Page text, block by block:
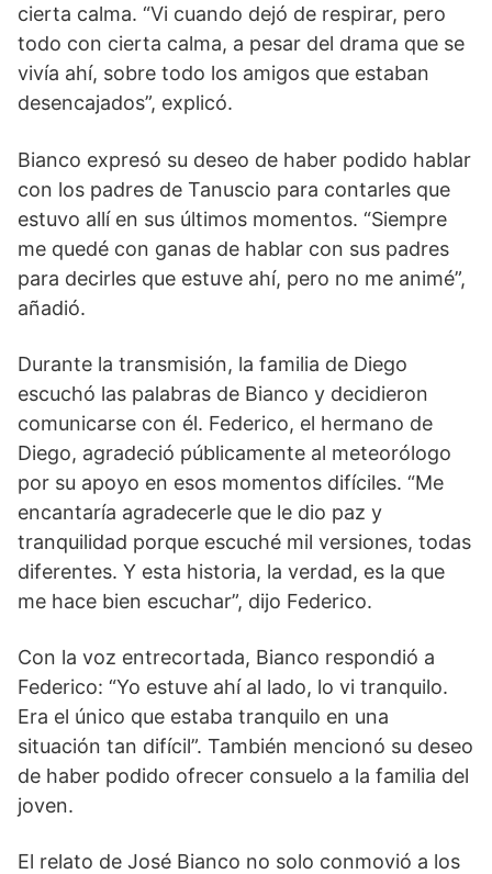
cierta calma. “Vi cuando dejó de respirar, pero
todo con cierta calma, a pesar del drama que se
vivía ahí, sobre todo los amigos que estaban
desencajados”, explicó.
Bianco expresó su deseo de haber podido hablar
con los padres de Tanuscio para contarles que
estuvo allí en sus últimos momentos. “Siempre
me quedé con ganas de hablar con sus padres
para decirles que estuve ahí, pero no me animé”,
añadió.
Durante la transmisión, la familia de Diego
escuchó las palabras de Bianco y decidieron
comunicarse con él. Federico, el hermano de
Diego, agradeció públicamente al meteorólogo
por su apoyo en esos momentos difíciles. “Me
encantaría agradecerle que le dio paz y
tranquilidad porque escuché mil versiones, todas
diferentes. Y esta historia, la verdad, es la que
me hace bien escuchar”, dijo Federico.
Con la voz entrecortada, Bianco respondió a
Federico: “Yo estuve ahí al lado, lo vi tranquilo.
Era el único que estaba tranquilo en una
situación tan difícil”. También mencionó su deseo
de haber podido ofrecer consuelo a la familia del
joven.
El relato de José Bianco no solo conmovió a los